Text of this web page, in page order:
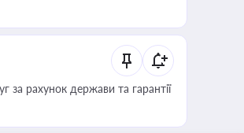
рахунок держави та гарантії